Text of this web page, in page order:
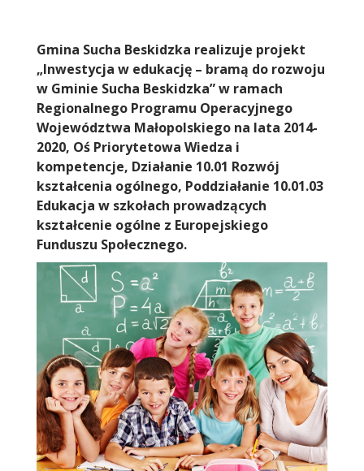
Gmina Sucha Beskidzka realizuje projekt
„Inwestycja w edukację – bramą do rozwoju
w Gminie Sucha Beskidzka” w ramach
Regionalnego Programu Operacyjnego
Województwa Małopolskiego na lata 2014-
2020, Oś Priorytetowa Wiedza i
kompetencje, Działanie 10.01 Rozwój
kształcenia ogólnego, Poddziałanie 10.01.03
Edukacja w szkołach prowadzących
kształcenie ogólne z Europejskiego
Funduszu Społecznego.